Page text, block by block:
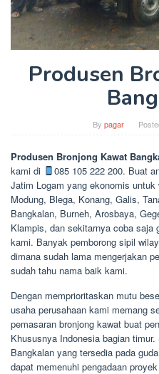
Produsen
By pagar
Produsen Bronjong Kawat
kami di
085 105 222 200. Buat
Jatim Logam yang ekonomis
Modung, Blega, Konang, Galis,
Bangkalan, Burneh, Arosbaya,
Klampis, dan sekitarnya coba saja
kami. Banyak pemborong sipil
dimana sudah lama mengerjakan
sudah tahu nama baik kami.
Dengan memprioritaskan mutu
usaha perusahaan kami memang
pemasaran bronjong kawat buat
Khususnya Indonesia bagian
Bangkalan yang tersedia pada
dapat memenuhi pengadaan